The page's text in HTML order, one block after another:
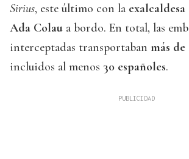
Sirius, este último con la
Ada Colau a bordo. En total, las
interceptadas transportaban más de
incluidos al menos 30 españoles.